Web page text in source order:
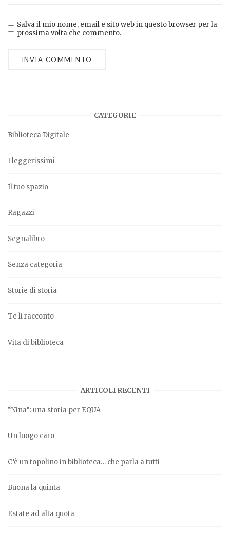
Salva il mio nome, email e sito web in questo browser per la
prossima volta che commento.
CATEGORIE
Biblioteca Digitale
I leggerissimi
Il tuo spazio
Ragazzi
Segnalibro
Senza categoria
Storie di storia
Te li racconto
Vita di biblioteca
ARTICOLI RECENTI
“Nina”: una storia per EQUA
Un luogo caro
C’è un topolino in biblioteca… che parla a tutti
Buona la quinta
Estate ad alta quota